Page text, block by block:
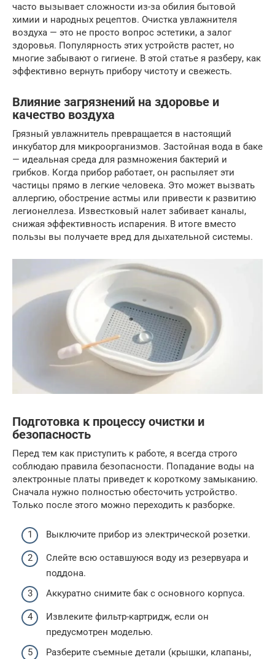
часто вызывает сложности из-за обилия бытовой
химии и народных рецептов. Очистка увлажнителя
воздуха — это не просто вопрос эстетики, а залог
здоровья. Популярность этих устройств растет, но
многие забывают о гигиене. В этой статье я разберу, как
эффективно вернуть прибору чистоту и свежесть.
Влияние загрязнений на здоровье и
качество воздуха
Грязный увлажнитель превращается в настоящий
инкубатор для микроорганизмов. Застойная вода в баке
— идеальная среда для размножения бактерий и
грибков. Когда прибор работает, он распыляет эти
частицы прямо в легкие человека. Это может вызвать
аллергию, обострение астмы или привести к развитию
легионеллеза. Известковый налет забивает каналы,
снижая эффективность испарения. В итоге вместо
пользы вы получаете вред для дыхательной системы.
Подготовка к процессу очистки и
безопасность
Перед тем как приступить к работе, я всегда строго
соблюдаю правила безопасности. Попадание воды на
электронные платы приведет к короткому замыканию.
Сначала нужно полностью обесточить устройство.
Только после этого можно переходить к разборке.
Выключите прибор из электрической розетки.
Слейте всю оставшуюся воду из резервуара и
поддона.
Аккуратно снимите бак с основного корпуса.
Извлеките фильтр-картридж, если он
предусмотрен моделью.
Разберите съемные детали (крышки, клапаны,